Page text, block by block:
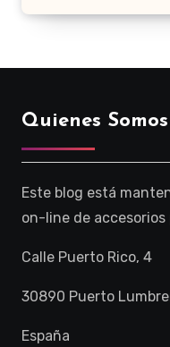
Quienes Somos
Este blog está
on-line de accesorios
Calle Puerto Rico, 4
30890 Puerto
España